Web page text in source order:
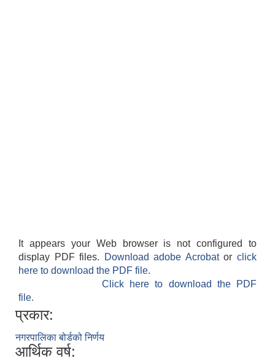
It appears your Web browser is not configured to
display PDF files.
Download adobe Acrobatorclick
here to download the PDF file.
Click here to download the PDF
file.
प्रकार:
नगरपालिका बोर्डको निर्णय
आर्थिक वर्ष: